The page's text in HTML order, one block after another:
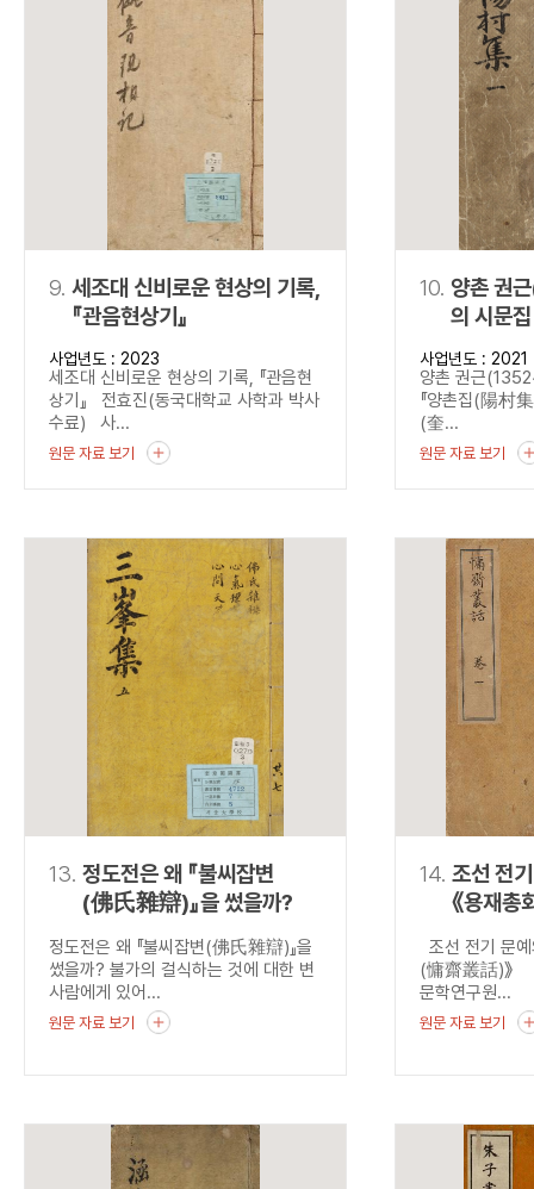
9. 세조대 신비로운 현상의 기록,
『관음현상기』
사업년도 : 2023
세조대 신비로운 현상의 기록, 『관음현
상기』 전효진(동국대학교 사학과 박사
수료) 사...
원문 자료 보기
10. 양촌 권
의 시문집
사업년도 : 2021
양촌 권근
『양촌집(陽村集
(奎...
원문 자료 보기
13. 정도전은 왜 『불씨잡변
(佛氏雜辯)』을 썼을까?
정도전은 왜 『불씨잡변(佛氏雜辯)』을
썼을까? 불가의 걸식하는 것에 대한 변
사람에게 있어...
원문 자료 보기
14. 조선 전
《용재
조선 전기 문
(慵齋叢話)》
문학연구원...
원문 자료 보기